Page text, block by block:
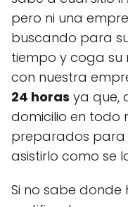
pero ni una
buscando para
tiempo y coga su
con nuestra
24 horas ya que,
domicilio en todo
preparados para
asistirlo como se
Si no sabe donde